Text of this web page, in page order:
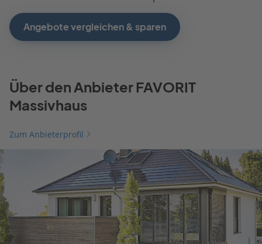
Angebote vergleichen & sparen
Über den Anbieter FAVORIT
Massivhaus
Zum Anbieterprofil